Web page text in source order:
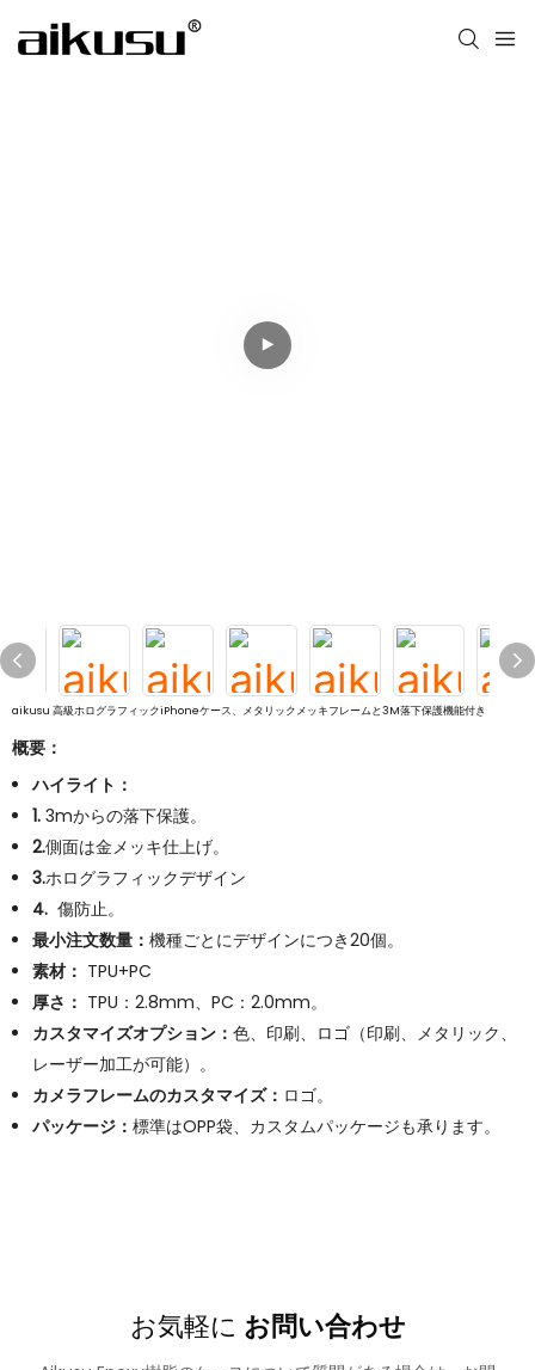
aikusu 高級ホログラフィックiPhoneケース、メタリックメッキフレームと3M落下保護機能付き
概要：
ハイライト：
1.3mからの落下保護。
2.側面は金メッキ仕上げ。
3.ホログラフィックデザイン
4. 傷防止。
最小注文数量： 機種ごとにデザインにつき20個。
素材： TPU+PC
厚さ： TPU：2.8mm、PC：2.0mm。
カスタマイズオプション： 色、印刷、ロゴ（印刷、メタリック、
レーザー加工が可能）。
カメラフレームのカスタマイズ： ロゴ。
パッケージ： 標準はOPP袋、カスタムパッケージも承ります。
お気軽に お問い合わせ